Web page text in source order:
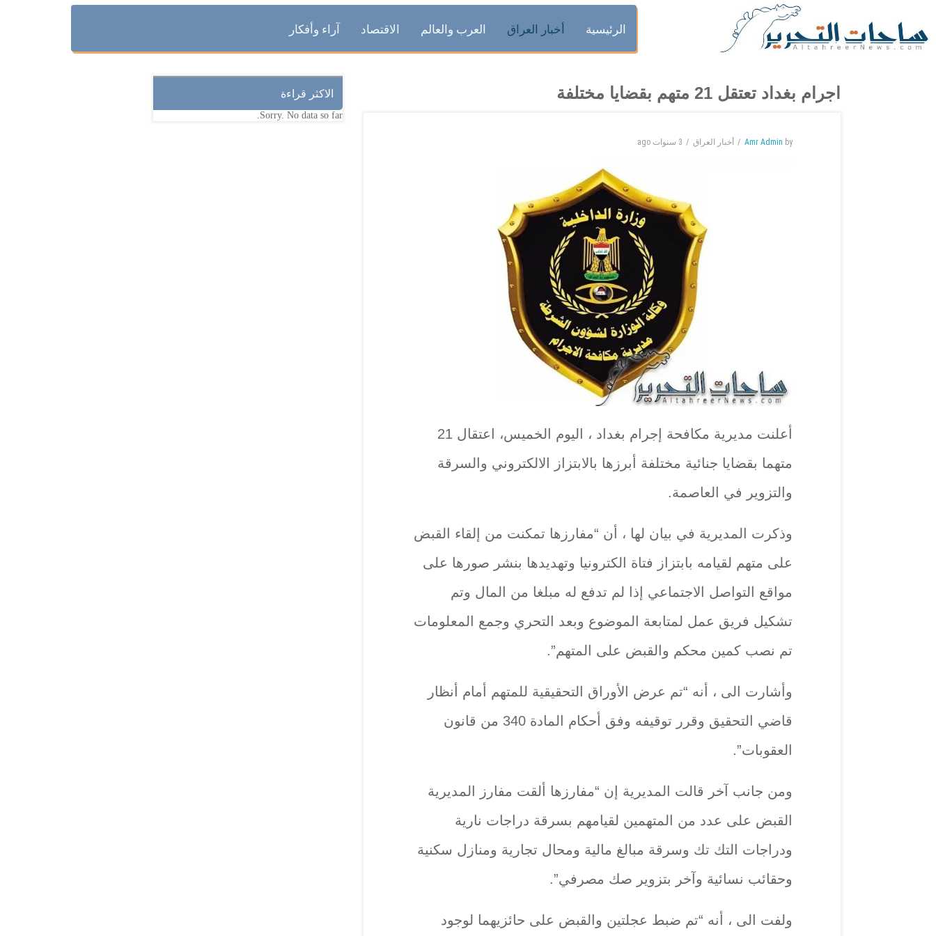
الرئيسية أخبار العراق العرب والعالم الاقتصاد آراء وأفكار
اجرام بغداد تعتقل 21 متهم بقضايا مختلفة
by
Amr Admin أخبار العراق 3 سنوات ago
أعلنت مديرية مكافحة إجرام بغداد ، اليوم الخميس، اعتقال 21
متهما بقضايا جنائية مختلفة أبرزها بالابتزاز الالكتروني والسرقة
والتزوير في العاصمة.
وذكرت المديرية في بيان لها ، أن “مفارزها تمكنت من إلقاء القبض
على متهم لقيامه بابتزاز فتاة الكترونيا وتهديدها بنشر صورها على
مواقع التواصل الاجتماعي إذا لم تدفع له مبلغا من المال وتم
تشكيل فريق عمل لمتابعة الموضوع وبعد التحري وجمع المعلومات
تم نصب كمين محكم والقبض على المتهم”.
وأشارت الى ، أنه “تم عرض الأوراق التحقيقية للمتهم أمام أنظار
قاضي التحقيق وقرر توقيفه وفق أحكام المادة 340 من قانون
العقوبات”.
ومن جانب آخر قالت المديرية إن “مفارزها ألقت مفارز المديرية
القبض على عدد من المتهمين لقيامهم بسرقة دراجات نارية
ودراجات التك تك وسرقة مبالغ مالية ومحال تجارية ومنازل سكنية
وحقائب نسائية وآخر بتزوير صك مصرفي”.
ولفت الى ، أنه “تم ضبط عجلتين والقبض على حائزيهما لوجود
الاكثر قراءة
Sorry. No data so far.